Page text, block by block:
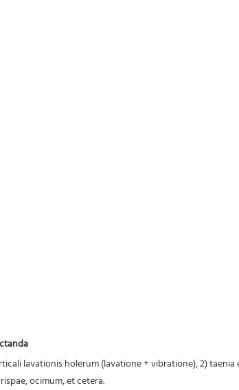
lavationis holerum (lavatione + vibratione), 2)
ocimum, et cetera.